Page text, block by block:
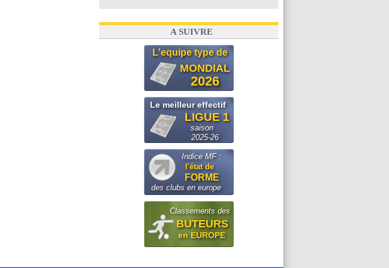
A SUIVRE
L'equipe type de
MONDIAL
2026
Le meilleur effectif
LIGUE 1
saison
2025-26
Indice MF :
l'état de
FORME
des clubs en europe
Classements des
BUTEURS
en EUROPE